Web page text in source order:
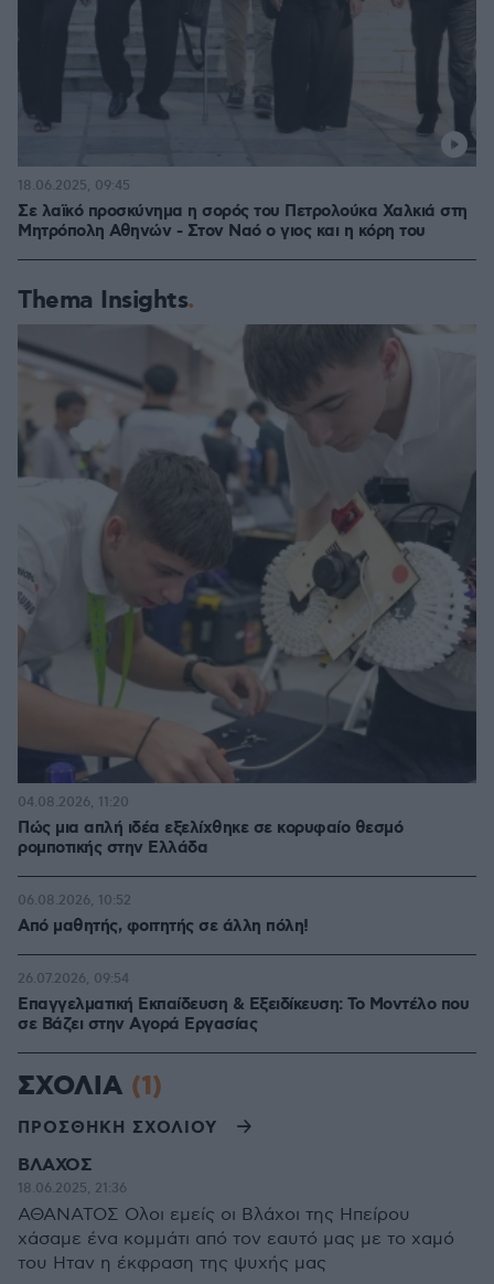
Σε λαϊκό προσκύνημα η σορός του Πετρολούκα Χαλκιά στη
Μητρόπολη Αθηνών - Στον Ναό ο γιος και η κόρη του
18.06.2025, 09:45
Thema Insights
Πώς μια απλή ιδέα εξελίχθηκε σε κορυφαίο θεσμό
ρομποτικής στην Ελλάδα
04.08.2026, 11:20
Από μαθητής, φοιτητής σε άλλη πόλη!
06.08.2026, 10:52
Επαγγελματική Εκπαίδευση & Εξειδίκευση: Το Mοντέλο που
σε Bάζει στην Aγορά Eργασίας
26.07.2026, 09:54
ΣΧΟΛΙΑ (1)
ΠΡΟΣΘΗΚΗ ΣΧΟΛΙΟΥ
ΒΛΑΧΟΣ
18.06.2025, 21:36
ΑΘΑΝΑΤΟΣ Ολοι εμείς οι Βλάχοι της Ηπείρου
χάσαμε ένα κομμάτι από τον εαυτό μας με το χαμό
του Ηταν η έκφραση της ψυχής μας